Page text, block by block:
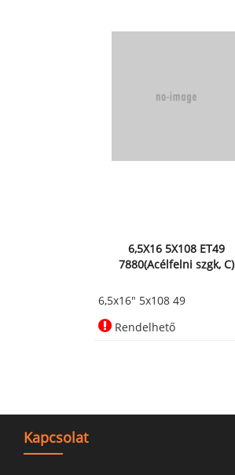
6,5X16 5X108 ET49
7880(Acélfelni szgk, C)
6,5x16" 5x108 49
Rendelhető
Kapcsolat